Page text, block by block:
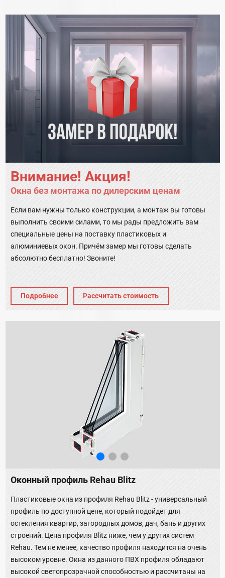
Внимание! Акция!
Окна без монтажа по дилерским ценам
Если вам нужны только конструкции, а монтаж вы готовы
выполнить своими силами, то мы рады предложить вам
специальные цены на поставку пластиковых и
алюминиевых окон. Причём замер мы готовы сделать
абсолютно бесплатно! Звоните!
Подробнее Рассчитать стоимость
Оконный профиль Rehau Blitz
Пластиковые окна из профиля Rehau Blitz - универсальный
профиль по доступной цене, который подойдет для
остекления квартир, загородных домов, дач, бань и других
строений. Цена профиля Blitz ниже, чем у других систем
Rehau. Тем не менее, качество профиля находится на очень
высоком уровне. Окна из данного ПВХ профиля обладают
высокой светопрозрачной способностью и рассчитаны на